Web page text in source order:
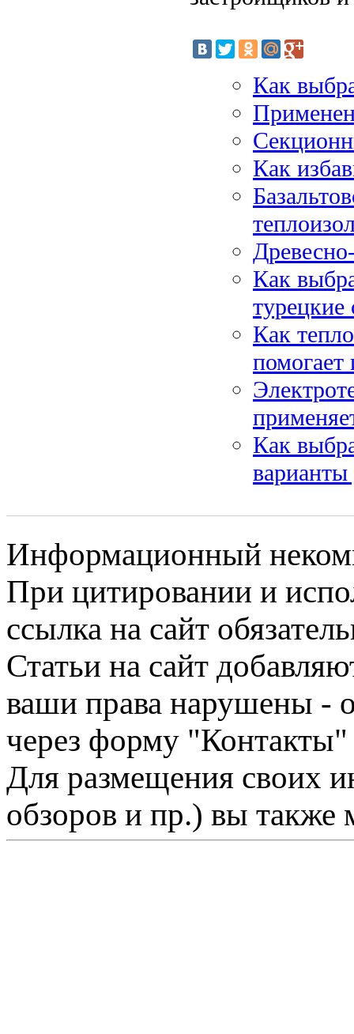
Как
Как
Как
турецкие
Как
помогает
Как
Информационный
При цитировании и
ссылка на сайт
Статьи на сайт
ваши права нарушены -
через форму "Контакты"
Для размещения своих
обзоров и пр.) вы также